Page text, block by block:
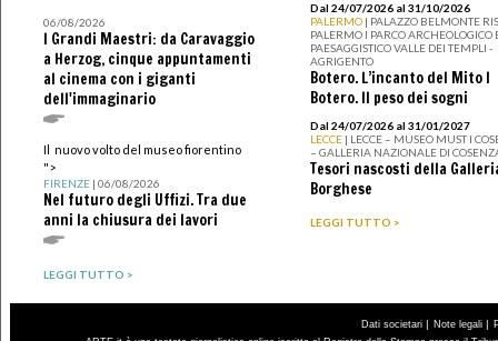
06/08/2026
I Grandi Maestri: da Caravaggio
a Herzog, cinque appuntamenti
al cinema con i giganti
dell'immaginario
Il nuovo volto del museo fiorentino
">
FIRENZE| 06/08/2026
Nel futuro degli Uffizi. Tra due
anni la chiusura dei lavori
LEGGI TUTTO >
Dal 24/07/2026 al 31/10/2026
PALERMO | PALAZZO BELMONTE
PALERMO I PARCO ARCHEOLOGICO
PAESAGGISTICO VALLE DEI TEMPLI -
AGRIGENTO
Botero. L’incanto del Mito I
Botero. Il peso dei sogni
Dal 24/07/2026 al 31/01/2027
LECCE | LECCE – MUSEO MUST I
– GALLERIA NAZIONALE DI
Tesori nascosti della
Borghese
LEGGI TUTTO >
Dati societari | Note legali |